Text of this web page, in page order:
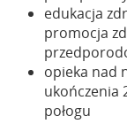
edukacja
promocja
opieka nad
ukończenia
połogu